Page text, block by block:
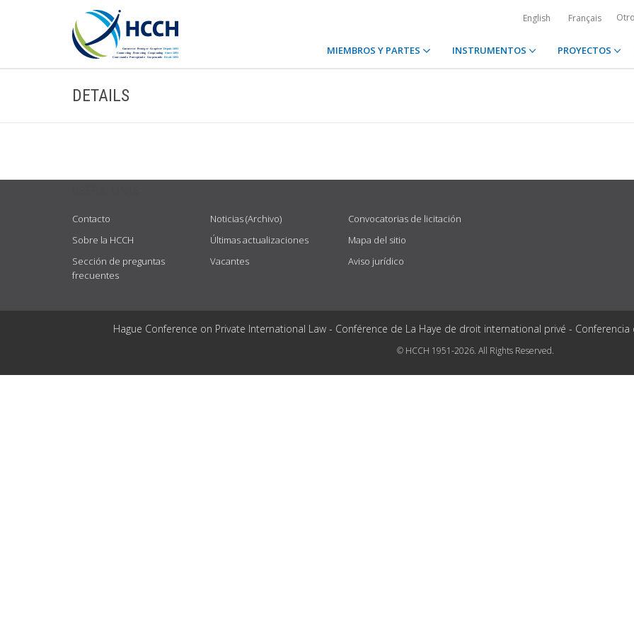
English Français
MIEMBROS Y PARTES INSTRUMENTOS PROYECTOS
DETAILS
Contacto
Sobre la HCCH
Sección de preguntas
frecuentes
Noticias (Archivo)
Últimas actualizaciones
Vacantes
Convocatorias de licitación
Mapa del sitio
Aviso jurídico
Hague Conference on Private International Law - Conférence de La Haye de droit international privé -
© HCCH 1951-2026. All Rights Reserved.